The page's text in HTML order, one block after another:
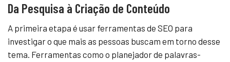
Da Pesquisa à Criação de Conteúdo
A primeira etapa é usar ferramentas de SEO para
investigar o que mais as pessoas buscam em torno desse
tema. Ferramentas como o planejador de palavras-